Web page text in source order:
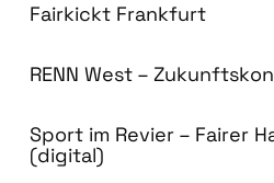
Fairkickt Frankfurt
RENN West –
Sport im Revier – Fairer
(digital)